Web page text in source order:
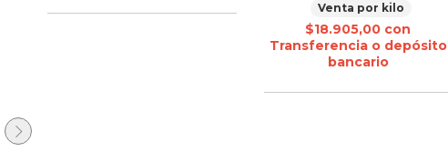
Venta por kilo
$18.905,00 con
Transferencia o depósito
bancario